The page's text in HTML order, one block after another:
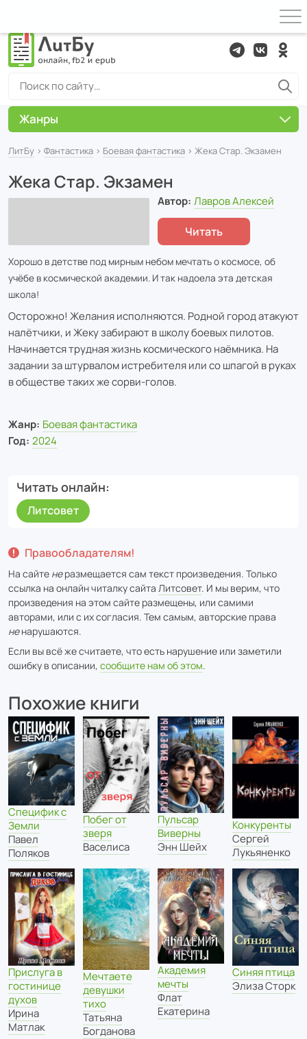
ЛитБу › Фантастика › Боевая фантастика › Жека Стар. Экзамен
Жека Стар. Экзамен
Автор: Лавров Алексей
Читать
Хорошо в детстве под мирным небом мечтать о космосе, об
учёбе в космической академии. И так надоела эта детская
школа!
Осторожно! Желания исполняются. Родной город атакуют
налётчики, и Жеку забирают в школу боевых пилотов.
Начинается трудная жизнь космического наёмника. На
задании за штурвалом истребителя или со шпагой в руках
в обществе таких же сорви-голов.
Жанр: Боевая фантастика
Год: 2024
Читать онлайн
Литсовет
Правообладателям!
На сайте неразмещается сам текст произведения. Только
ссылка на онлайн читалку сайта Литсовет. И мы верим, что
произведения на этом сайте размещены, или самими
авторами, или с их согласия. Тем самым, авторские права
ненарушаются.
Если вы всё же считаете, что есть нарушение или заметили
ошибку в описании, сообщите нам об этом.
Похожие книги
Специфик с
Земли
Павел
Поляков
Побег от
зверя
Васелиса
Пульсар
Виверны
Энн Шейх
Конкуренты
Сергей
Лукьяненко
Прислуга в
гостинице
духов
Ирина
Матлак
Мечтаете
девушки
тихо
Татьяна
Богданова
Академия
мечты
Флат
Екатерина
Синяя птица
Элиза Сторк
Жанры